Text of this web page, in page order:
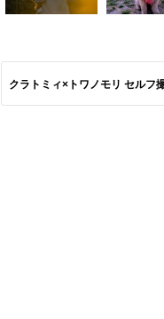
クラトミィ×トワノモリ セルフ